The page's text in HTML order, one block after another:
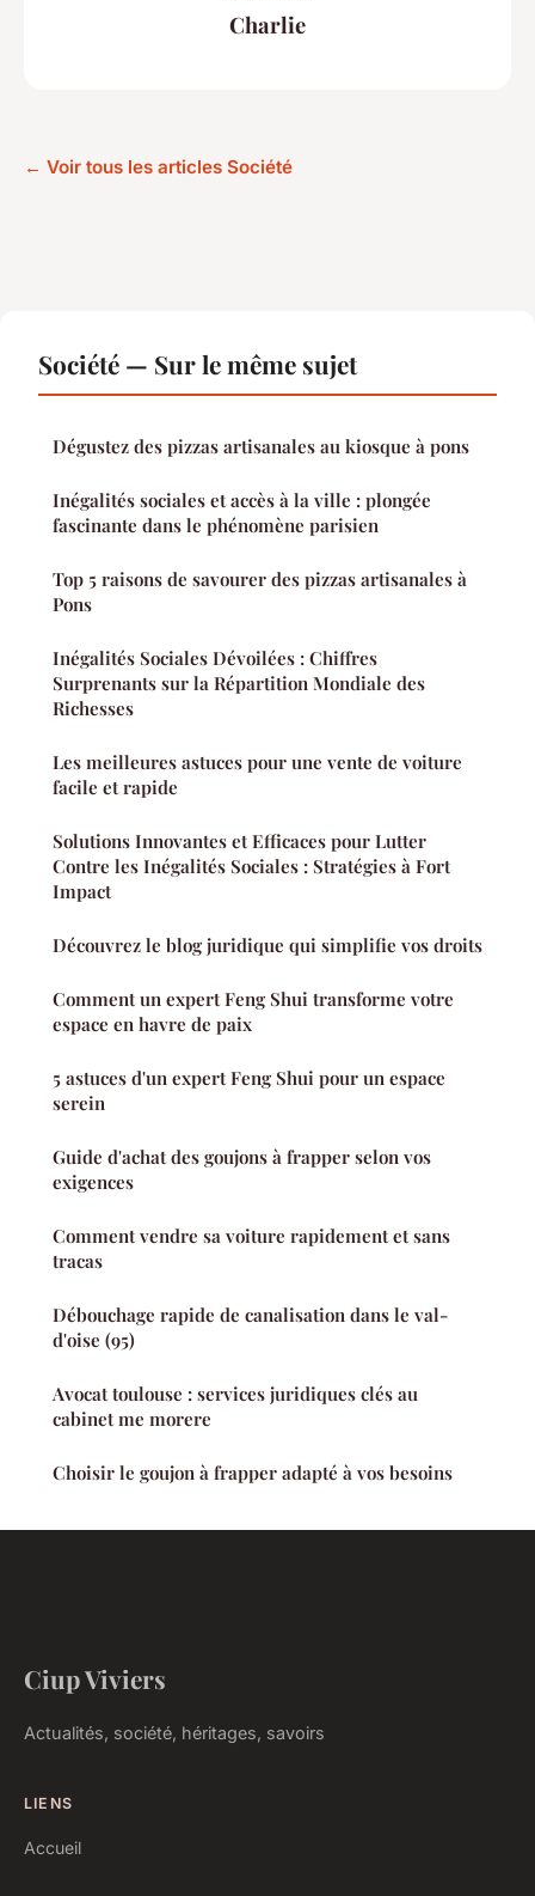
Charlie
← Voir tous les articles Société
Société — Sur le même sujet
Dégustez des pizzas artisanales au kiosque à pons
Inégalités sociales et accès à la ville : plongée
fascinante dans le phénomène parisien
Top 5 raisons de savourer des pizzas artisanales à
Pons
Inégalités Sociales Dévoilées : Chiffres
Surprenants sur la Répartition Mondiale des
Richesses
Les meilleures astuces pour une vente de voiture
facile et rapide
Solutions Innovantes et Efficaces pour Lutter
Contre les Inégalités Sociales : Stratégies à Fort
Impact
Découvrez le blog juridique qui simplifie vos droits
Comment un expert Feng Shui transforme votre
espace en havre de paix
5 astuces d'un expert Feng Shui pour un espace
serein
Guide d'achat des goujons à frapper selon vos
exigences
Comment vendre sa voiture rapidement et sans
tracas
Débouchage rapide de canalisation dans le val-
d'oise (95)
Avocat toulouse : services juridiques clés au
cabinet me morere
Choisir le goujon à frapper adapté à vos besoins
Ciup Viviers
Actualités, société, héritages, savoirs
LIENS
Accueil